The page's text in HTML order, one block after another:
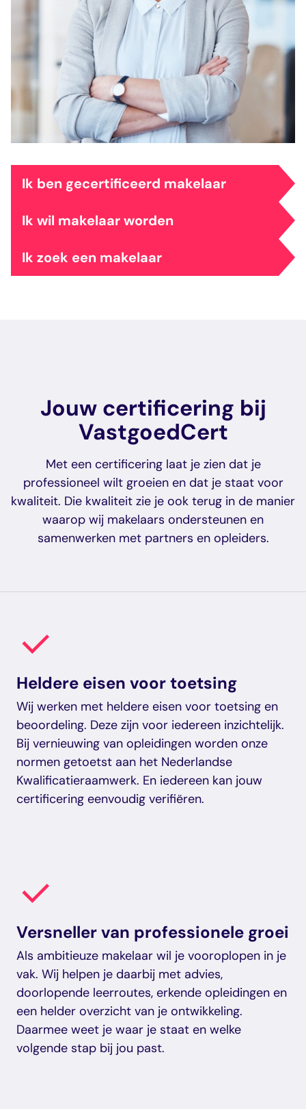
veelgestelde vragen
over certificering
Ik ben gecertificeerd makelaar
Ik wil makelaar worden
Ik zoek een makelaar
Jouw certificering bij
VastgoedCert
Met een certificering laat je zien dat je
professioneel wilt groeien en dat je staat voor
kwaliteit. Die kwaliteit zie je ook terug in de manier
waarop wij makelaars ondersteunen en
samenwerken met partners en opleiders.
Heldere eisen voor toetsing
Wij werken met heldere eisen voor toetsing en
beoordeling. Deze zijn voor iedereen inzichtelijk.
Bij vernieuwing van opleidingen worden onze
normen getoetst aan het Nederlandse
Kwalificatieraamwerk. En iedereen kan jouw
certificering eenvoudig verifiëren.
Versneller van professionele groei
Als ambitieuze makelaar wil je vooroplopen in je
vak. Wij helpen je daarbij met advies,
doorlopende leerroutes, erkende opleidingen en
een helder overzicht van je ontwikkeling.
Daarmee weet je waar je staat en welke
volgende stap bij jou past.